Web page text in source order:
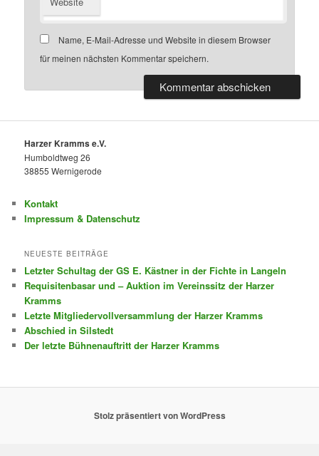
Name, E-Mail-Adresse und Website in diesem Browser
für meinen nächsten Kommentar speichern.
Harzer Kramms e.V.
Humboldtweg 26
38855 Wernigerode
Kontakt
Impressum & Datenschutz
NEUESTE BEITRÄGE
Letzter Schultag der GS E. Kästner in der Fichte in Langeln
Requisitenbasar und – Auktion im Vereinssitz der Harzer
Kramms
Letzte Mitgliedervollversammlung der Harzer Kramms
Abschied in Silstedt
Der letzte Bühnenauftritt der Harzer Kramms
Stolz präsentiert von WordPress